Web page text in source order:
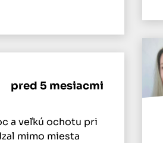
pred 5 mesiacmi
a veľkú ochotu pri
mimo miesta